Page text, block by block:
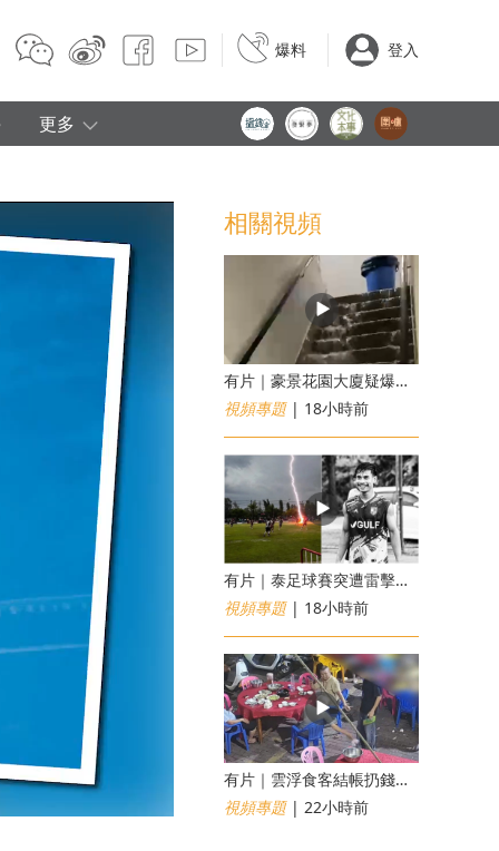
爆料 登入
更多
相關視頻
有片｜豪景花園大廈疑爆消防喉 後樓梯慘變瀑布
視頻專題| 18小時前
有片｜泰足球賽突遭雷擊釀1死12傷 24歲球員被閃電劈中亡
視頻專題| 18小時前
​有片｜雲浮食客結帳扔錢落地施辱 店員找贖時還施彼身獲老闆肯定
視頻專題| 22小時前